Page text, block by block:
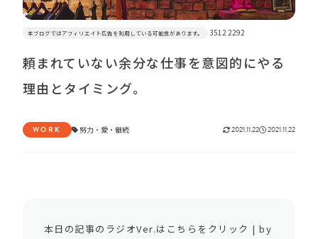
本ブログではアフィリエイト広告を利用している可能性があります。 3512 2292
頼まれていない余分な仕事を意図的にやる
理由とタイミング。
WORK 努力・ 愛・ 継続 2021.11.22 2021.11.22
本日の記事のラジオVer.はこちらをクリック | by